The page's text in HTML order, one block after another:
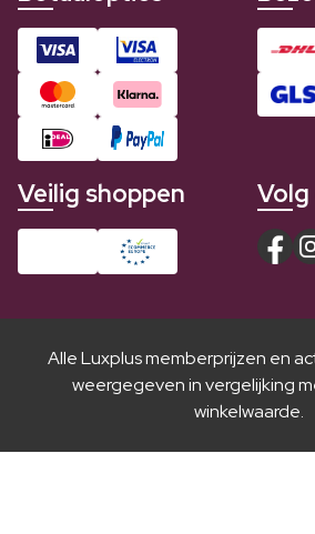
Veilig shoppen
Alle Luxplus memberprijzen en
weergegeven in vergelijking
winkelwaarde.